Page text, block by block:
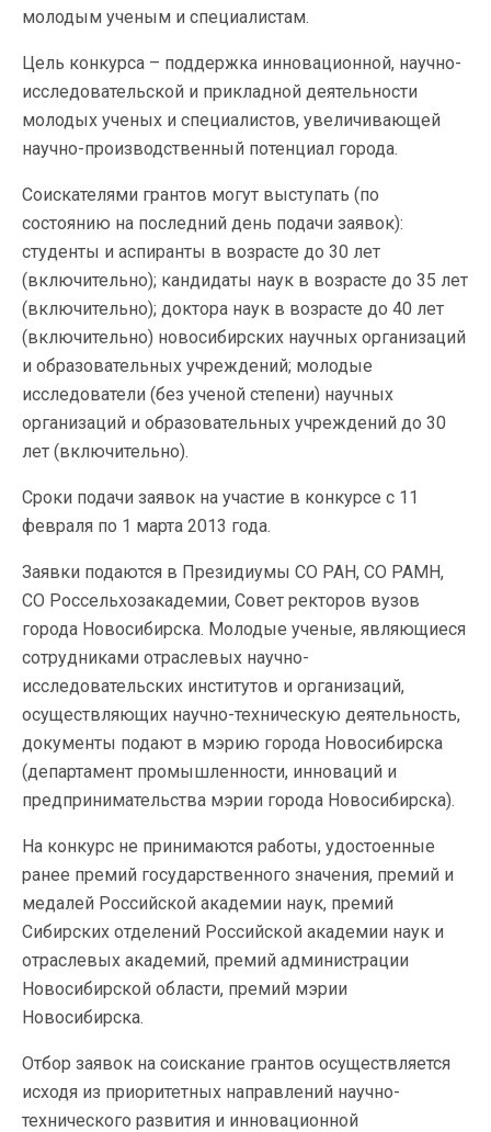
молодым ученым и специалистам.
Цель конкурса – поддержка инновационной, научно-
исследовательской и прикладной деятельности
молодых ученых и специалистов, увеличивающей
научно-производственный потенциал города.
Соискателями грантов могут выступать (по
состоянию на последний день подачи заявок):
студенты и аспиранты в возрасте до 30 лет
(включительно); кандидаты наук в возрасте до 35 лет
(включительно); доктора наук в возрасте до 40 лет
(включительно) новосибирских научных организаций
и образовательных учреждений; молодые
исследователи (без ученой степени) научных
организаций и образовательных учреждений до 30
лет (включительно).
Сроки подачи заявок на участие в конкурсе с 11
февраля по 1 марта 2013 года.
Заявки подаются в Президиумы СО РАН, СО РАМН,
СО Россельхозакадемии, Совет ректоров вузов
города Новосибирска. Молодые ученые, являющиеся
сотрудниками отраслевых научно-
исследовательских институтов и организаций,
осуществляющих научно-техническую деятельность,
документы подают в мэрию города Новосибирска
(департамент промышленности, инноваций и
предпринимательства мэрии города Новосибирска).
На конкурс не принимаются работы, удостоенные
ранее премий государственного значения, премий и
медалей Российской академии наук, премий
Сибирских отделений Российской академии наук и
отраслевых академий, премий администрации
Новосибирской области, премий мэрии
Новосибирска.
Отбор заявок на соискание грантов осуществляется
исходя из приоритетных направлений научно-
технического развития и инновационной